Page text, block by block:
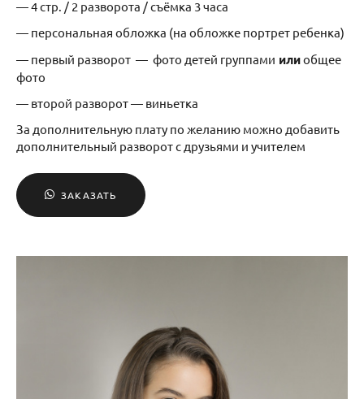
— 4 стр. / 2 разворота / съёмка 3 часа
— персональная обложка (на обложке портрет ребенка)
— первый разворот — фото детей группами илиобщее
фото
— второй разворот — виньетка
За дополнительную плату по желанию можно добавить
дополнительный разворот с друзьями и учителем
ЗАКАЗАТЬ